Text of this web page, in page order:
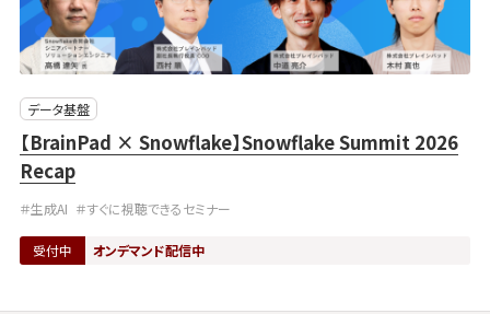
データ基盤
【BrainPad × Snowflake】Snowflake Summit 2026
Recap
＃生成AI ＃すぐに視聴できるセミナー
受付中 オンデマンド配信中